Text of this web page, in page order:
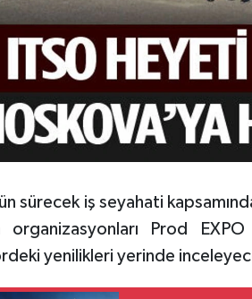
sürecek iş seyahati
organizasyonları Prod
yenilikleri yerinde